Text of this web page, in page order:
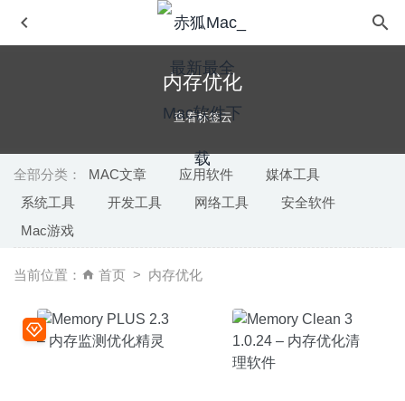
内存优化
查看标签云
全部分类： MAC文章 应用软件
媒体工具
系统工具
开发工具 网络工具
安全软件
Mac游戏
当前位置： 首页 内存优化
Downie 4.0 (4054) for Mac中文版-视频网站视频下载工具
即刻地球 1.0 for Mac中文版-实时4K地球卫星照片动态壁纸
2020-03-02
Capture One 20 Pro 13.0.4 for Mac 中文版-专业级raw图